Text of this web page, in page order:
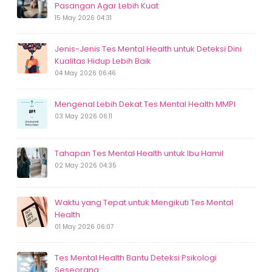
Pasangan Agar Lebih Kuat
15 May 2026 04:31
Jenis-Jenis Tes Mental Health untuk Deteksi Dini
Kualitas Hidup Lebih Baik
04 May 2026 06:46
Mengenal Lebih Dekat Tes Mental Health MMPI
03 May 2026 06:11
Tahapan Tes Mental Health untuk Ibu Hamil
02 May 2026 04:35
Waktu yang Tepat untuk Mengikuti Tes Mental
Health
01 May 2026 06:07
Tes Mental Health Bantu Deteksi Psikologi